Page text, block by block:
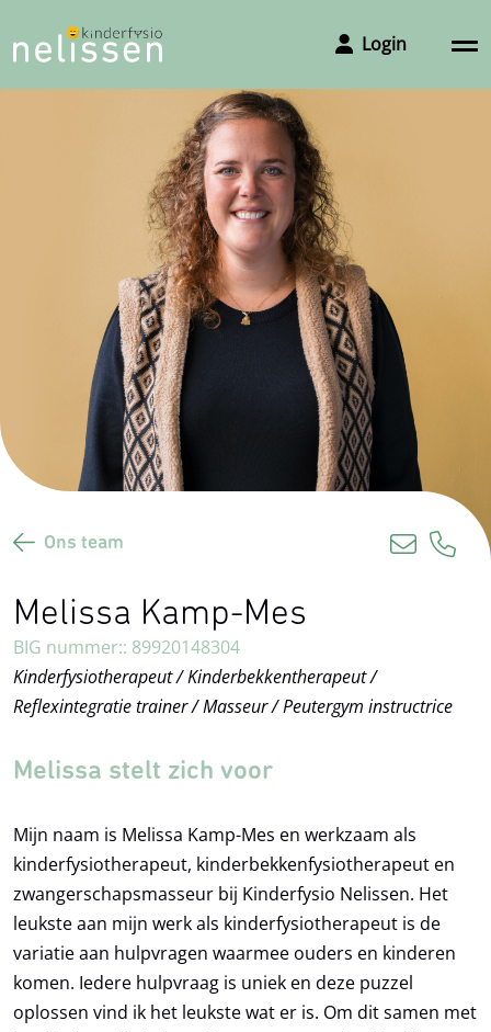
Afspraak maken
Om een afspraak te maken met de praktijk kunt u ons
het makkelijkste bereiken via het invullen van het
aanmeldformulier, wij bellen u dan zo snel mogelijk
terug voor het plannen van een intake. Wilt u toch liever
bellen, dan kan dat natuurlijk ook.
Telefoon 06 51 64 40 24
Vestigingen en openingstijden
Login
Ons team
Melissa Kamp-Mes
BIG nummer:: 89920148304
Kinderfysiotherapeut / Kinderbekkentherapeut /
Reflexintegratie trainer / Masseur / Peutergym instructrice
Melissa stelt zich voor
Mijn naam is Melissa Kamp-Mes en werkzaam als
kinderfysiotherapeut, kinderbekkenfysiotherapeut en
zwangerschapsmasseur bij Kinderfysio Nelissen. Het
leukste aan mijn werk als kinderfysiotherapeut is de
variatie aan hulpvragen waarmee ouders en kinderen
komen. Iedere hulpvraag is uniek en deze puzzel
oplossen vind ik het leukste wat er is. Om dit samen met